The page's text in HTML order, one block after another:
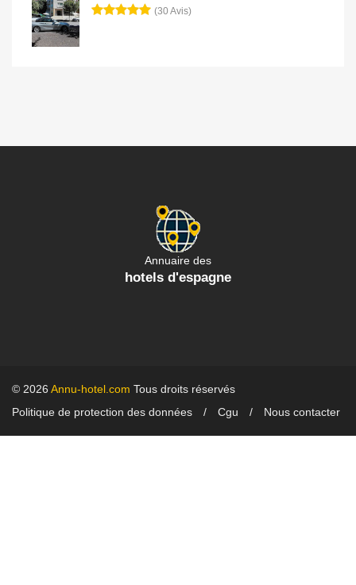
(30 Avis)
Annuaire des
hotels d'espagne
© 2026 Annu-hotel.com Tous droits réservés
Politique de protection des données
Cgu Nous contacter